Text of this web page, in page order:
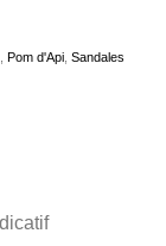
,Pom d'Api ,Sandales